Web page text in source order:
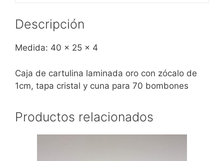
Descripción
Medida: 40 x 25 x 4
Caja de cartulina laminada oro con zócalo de
1cm, tapa cristal y cuna para 70 bombones
Productos relacionados